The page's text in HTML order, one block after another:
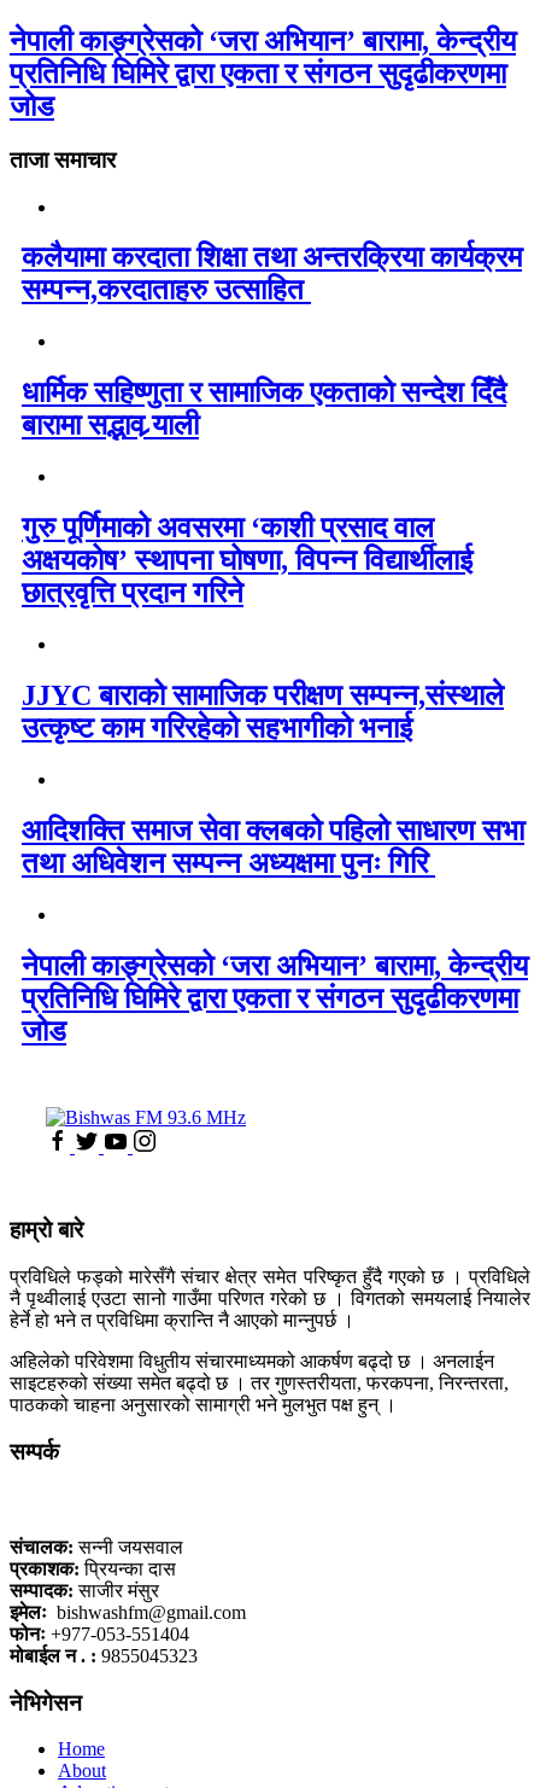
नेपाली काङ्ग्रेसको ‘जरा अभियान’ बारामा, केन्द्रीय
प्रतिनिधि घिमिरे द्वारा एकता र संगठन सुदृढीकरणमा
जोड
ताजा समाचार
कलैयामा करदाता शिक्षा तथा अन्तरक्रिया कार्यक्रम
सम्पन्न,करदाताहरु उत्साहित
धार्मिक सहिष्णुता र सामाजिक एकताको सन्देश दिँदै
बारामा सद्भाव र्‍याली
गुरु पूर्णिमाको अवसरमा ‘काशी प्रसाद वाल
अक्षयकोष’ स्थापना घोषणा, विपन्न विद्यार्थीलाई
छात्रवृत्ति प्रदान गरिने
JJYC बाराको सामाजिक परीक्षण सम्पन्न,संस्थाले
उत्कृष्ट काम गरिरहेको सहभागीको भनाई
आदिशक्ति समाज सेवा क्लबको पहिलो साधारण सभा
तथा अधिवेशन सम्पन्न अध्यक्षमा पुनः गिरि
नेपाली काङ्ग्रेसको ‘जरा अभियान’ बारामा, केन्द्रीय
प्रतिनिधि घिमिरे द्वारा एकता र संगठन सुदृढीकरणमा
जोड
हाम्रो बारे
प्रविधिले फड्को मारेसँगै संचार क्षेत्र समेत परिष्कृत हुँदै गएको छ । प्रविधिले
नै पृथ्वीलाई एउटा सानो गाउँमा परिणत गरेको छ । विगतको समयलाई नियालेर
हेर्ने हो भने त प्रविधिमा क्रान्ति नै आएको मान्नुपर्छ ।
अहिलेको परिवेशमा विधुतीय संचारमाध्यमको आकर्षण बढ्दो छ । अनलाईन
साइटहरुको संख्या समेत बढ्दो छ । तर गुणस्तरीयता, फरकपना, निरन्तरता,
पाठकको चाहना अनुसारको सामाग्री भने मुलभुत पक्ष हुन् ।
सम्पर्क
संचालक: सन्नी जयसवाल
प्रकाशक: प्रियन्का दास
सम्पादक: साजीर मंसुर
इमेलः bishwashfm@gmail.com
फोनः +977-053-551404
मोबाईल न . : 9855045323
नेभिगेसन
Home
About